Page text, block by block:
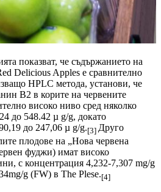
показват, че съдържанието на
Delicious Apples е сравнително
HPLC метода, установи, че
В2 в корите на червените
високо ниво сред няколко
до 548.42 µ g/g, докато
до 247,06 µ g/g.[3] Друго
плодове на „Нова червена
фуджи) имат високо
с концентрация 4,232-7,307 mg/g
g (FW) в The Plese.[4]